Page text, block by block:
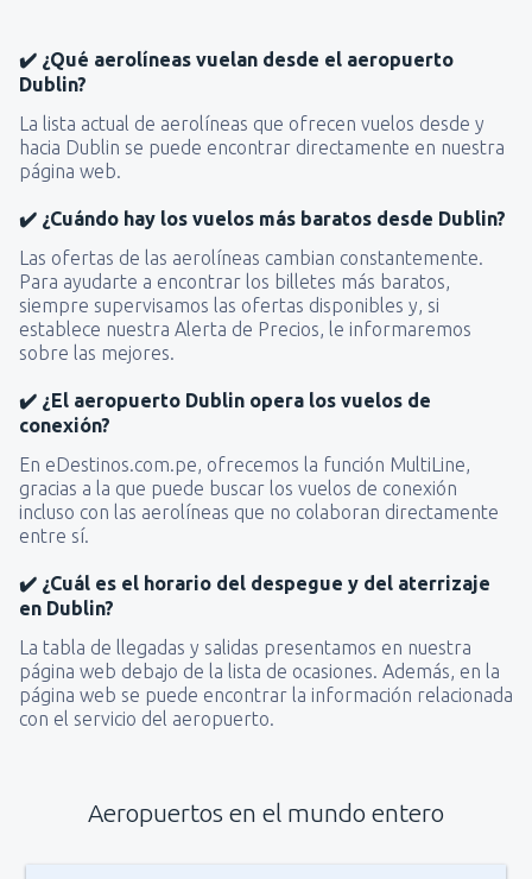
✔️ ¿Qué aerolíneas vuelan desde el aeropuerto
Dublin?
La lista actual de aerolíneas que ofrecen vuelos desde y
hacia Dublin se puede encontrar directamente en nuestra
página web.
✔️ ¿Cuándo hay los vuelos más baratos desde Dublin?
Las ofertas de las aerolíneas cambian constantemente.
Para ayudarte a encontrar los billetes más baratos,
siempre supervisamos las ofertas disponibles y, si
establece nuestra Alerta de Precios, le informaremos
sobre las mejores.
✔️ ¿El aeropuerto Dublin opera los vuelos de
conexión?
En eDestinos.com.pe, ofrecemos la función MultiLine,
gracias a la que puede buscar los vuelos de conexión
incluso con las aerolíneas que no colaboran directamente
entre sí.
✔️ ¿Cuál es el horario del despegue y del aterrizaje
en Dublin?
La tabla de llegadas y salidas presentamos en nuestra
página web debajo de la lista de ocasiones. Además, en la
página web se puede encontrar la información relacionada
con el servicio del aeropuerto.
Aeropuertos en el mundo entero